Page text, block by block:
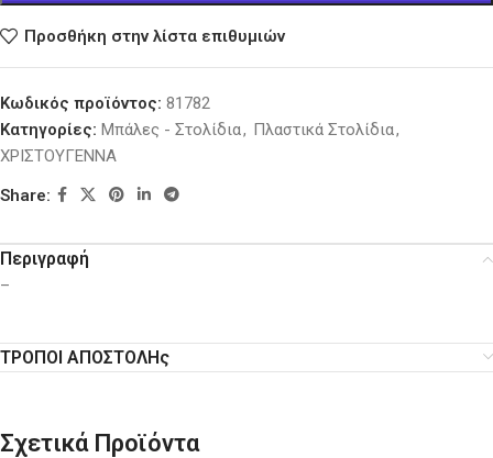
Προσθήκη στην λίστα επιθυμιών
Κωδικός προϊόντος: 81782
Κατηγορίες: Μπάλες - Στολίδια, Πλαστικά Στολίδια,
ΧΡΙΣΤΟΥΓΕΝΝΑ
Share:
Περιγραφή
–
ΤΡΟΠΟΙ ΑΠΟΣΤΟΛΗς
Σχετικά Προϊόντα